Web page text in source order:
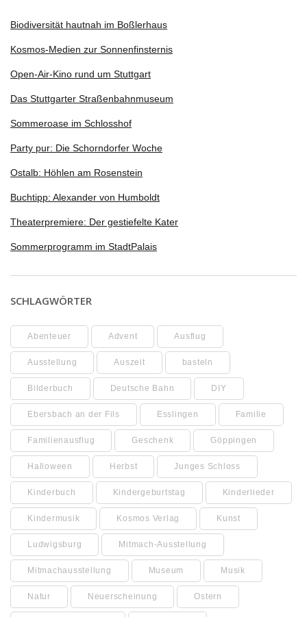
Biodiversität hautnah im Boßlerhaus
Kosmos-Medien zur Sonnenfinsternis
Open-Air-Kino rund um Stuttgart
Das Stuttgarter Straßenbahnmuseum
Sommeroase im Schlosshof
Party pur: Die Schorndorfer Woche
Ostalb: Höhlen am Rosenstein
Buchtipp: Alexander von Humboldt
Theaterpremiere: Der gestiefelte Kater
Sommerprogramm im StadtPalais
SCHLAGWÖRTER
Abenteuer Advent Ausflug
Ausstellung Auszeit basteln
Bilderbuch Deutsche Bahn DIY
Ebersbach an der Fils Esslingen Familie
Familienausflug Geschenk Göppingen
Halloween Herbst Junges Schloss
Kinderbuch Kindergeburtstag Kinderlieder
Kindermusik Kosmos Verlag Kunst
Ludwigsburg Mitmach-Ausstellung
Mitmachausstellung Museum Musik
Natur Neuerscheinung Ostern